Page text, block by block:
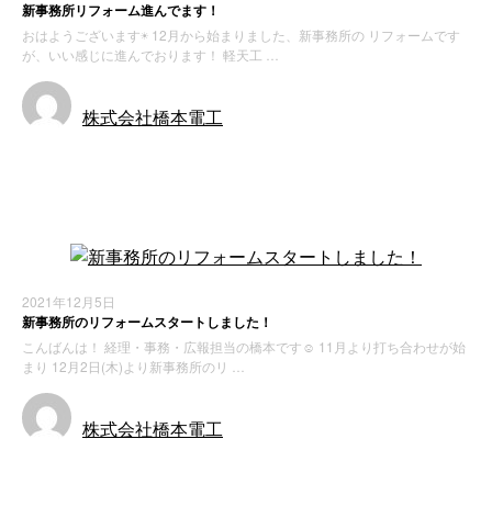
新事務所リフォーム進んでます！
おはようございます☀️ 12月から始まりました、新事務所の リフォームです
が、いい感じに進んでおります！ 軽天工 …
株式会社橋本電工
2021年12月5日
新事務所のリフォームスタートしました！
こんばんは！ 経理・事務・広報担当の橋本です☺️ 11月より打ち合わせが始
まり 12月2日(木)より新事務所のリ …
株式会社橋本電工